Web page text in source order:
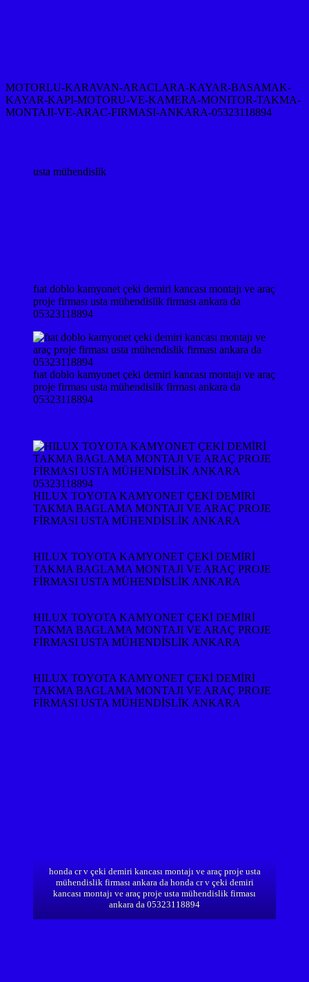
MOTORLU-KARAVAN-ARACLARA-KAYAR-BASAMAK-
KAYAR-KAPI-MOTORU-VE-KAMERA-MONITOR-TAKMA-
MONTAJI-VE-ARAC-FIRMASI-ANKARA-05323118894
usta mühendislik
fıat doblo kamyonet çeki demiri kancası montajı ve araç
proje firması usta mühendislik firması ankara da
05323118894
fıat doblo kamyonet çeki demiri kancası montajı ve araç
proje firması usta mühendislik firması ankara da
05323118894
HILUX TOYOTA KAMYONET ÇEKİ DEMİRİ
TAKMA BAGLAMA MONTAJI VE ARAÇ PROJE
FİRMASI USTA MÜHENDİSLİK ANKARA
HILUX TOYOTA KAMYONET ÇEKİ DEMİRİ
TAKMA BAGLAMA MONTAJI VE ARAÇ PROJE
FİRMASI USTA MÜHENDİSLİK ANKARA
HILUX TOYOTA KAMYONET ÇEKİ DEMİRİ
TAKMA BAGLAMA MONTAJI VE ARAÇ PROJE
FİRMASI USTA MÜHENDİSLİK ANKARA
HILUX TOYOTA KAMYONET ÇEKİ DEMİRİ
TAKMA BAGLAMA MONTAJI VE ARAÇ PROJE
FİRMASI USTA MÜHENDİSLİK ANKARA
honda cr v çeki demiri kancası montajı ve araç proje usta
mühendislik firması ankara da honda cr v çeki demiri
kancası montajı ve araç proje usta mühendislik firması
ankara da 05323118894